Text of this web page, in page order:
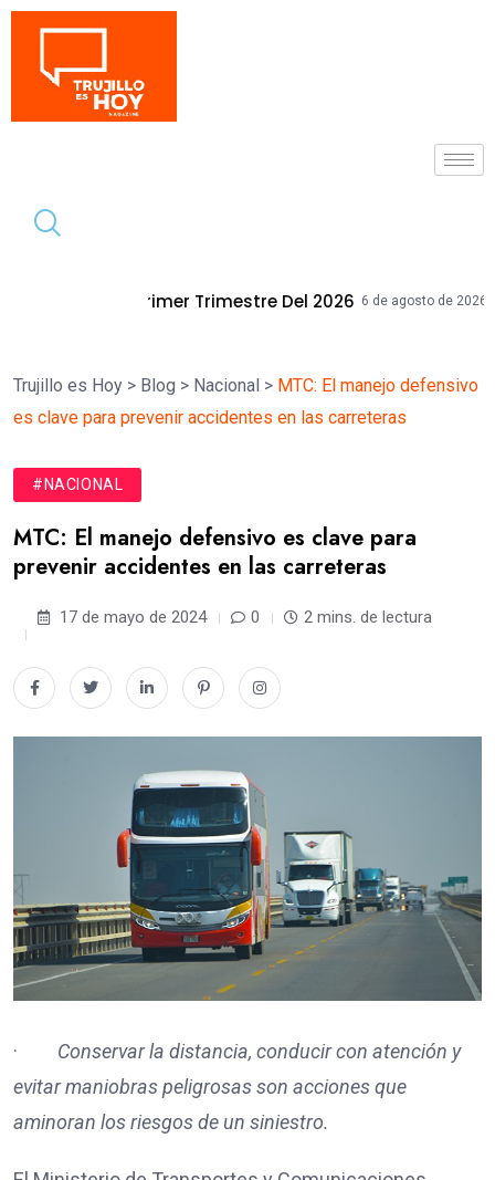
Del 2026 6 de agosto de 2026 Mallplaza Trujillo
Trujillo es Hoy > Blog > Nacional > MTC: El manejo defensivo
es clave para prevenir accidentes en las carreteras
#NACIONAL
MTC: El manejo defensivo es clave para
prevenir accidentes en las carreteras
17 de mayo de 2024 0 2 mins. de lectura
· Conservar la distancia, conducir con atención y
evitar maniobras peligrosas son acciones que
aminoran los riesgos de un siniestro.